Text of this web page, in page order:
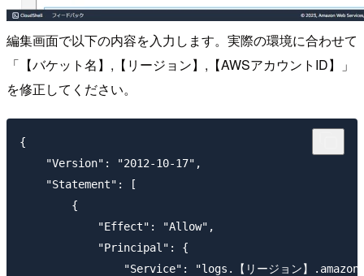
編集画面で以下の内容を入力します。実際の環境に合わせて
「【バケット名】,【リージョン】,【AWSアカウントID】」
を修正してください。
{
    "Version": "2012-10-17",
    "Statement": [
        {
            "Effect": "Allow",
            "Principal": {
"Service": "logs.【リージョン】